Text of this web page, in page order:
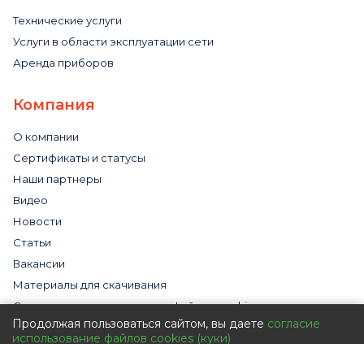
Технические услуги
Услуги в области эксплуатации сети
Аренда приборов
Компания
О компании
Сертификаты и статусы
Наши партнеры
Видео
Новости
Статьи
Вакансии
Материалы для скачивания
Cогласие на использование файлов cookies
Обработка персональных данных с помощью сервиса
«Яндекс.Метрика»
Продолжая пользоваться сайтом, вы даете согласие
использование файлов cookies (куки)